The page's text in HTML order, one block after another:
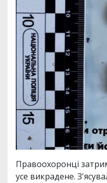
Правоохоронці
усе викрадене.